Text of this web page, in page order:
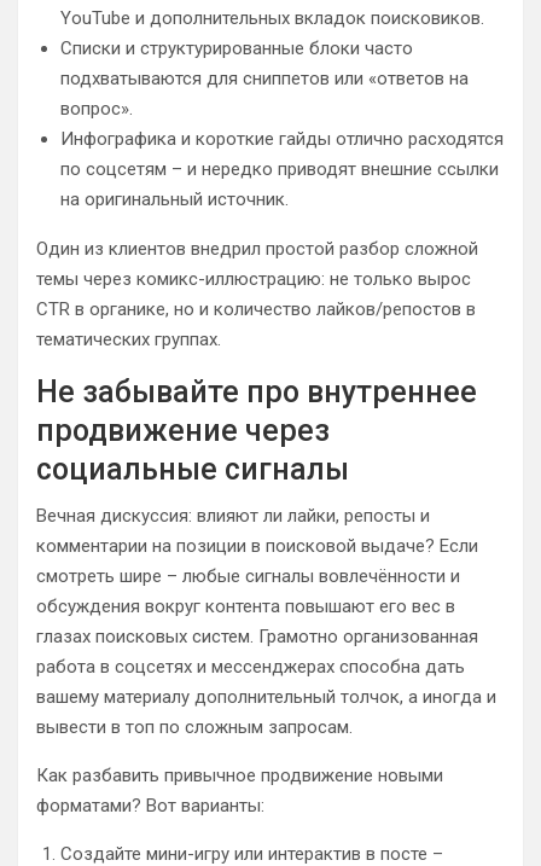
YouTube и дополнительных вкладок поисковиков.
Списки и структурированные блоки часто
подхватываются для сниппетов или «ответов на
вопрос».
Инфографика и короткие гайды отлично расходятся
по соцсетям – и нередко приводят внешние ссылки
на оригинальный источник.
Один из клиентов внедрил простой разбор сложной
темы через комикс-иллюстрацию: не только вырос
CTR в органике, но и количество лайков/репостов в
тематических группах.
Не забывайте про внутреннее
продвижение через
социальные сигналы
Вечная дискуссия: влияют ли лайки, репосты и
комментарии на позиции в поисковой выдаче? Если
смотреть шире – любые сигналы вовлечённости и
обсуждения вокруг контента повышают его вес в
глазах поисковых систем. Грамотно организованная
работа в соцсетях и мессенджерах способна дать
вашему материалу дополнительный толчок, а иногда и
вывести в топ по сложным запросам.
Как разбавить привычное продвижение новыми
форматами? Вот варианты:
Создайте мини-игру или интерактив в посте –